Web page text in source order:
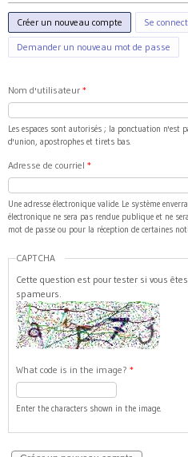
Créer un nouveau compte (onglet actif)
Se
Demander un nouveau mot de passe
Nom d'utilisateur *
Les espaces sont autorisés ; la ponctuation n'est
d'union, apostrophes et tirets bas.
Adresse de courriel *
Une adresse électronique valide. Le système
électronique ne sera pas rendue publique et ne
mot de passe ou pour la réception de certaines
CAPTCHA
Cette question est pour tester si vous
spameurs.
What code is in the image? *
Enter the characters shown in the image.